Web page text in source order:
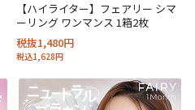
【ハイライター】フェアリー シマ
ーリング ワンマンス 1箱2枚
税抜1,480円
税込1,628円